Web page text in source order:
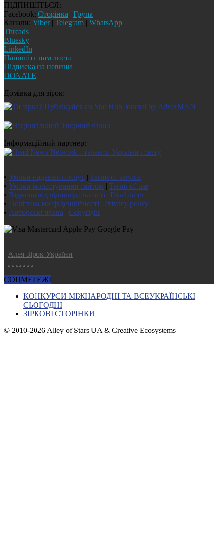
ПІДПИШІТЬСЯ:
Facebook: Сторінка | Група
Канали: Viber| Telegram | WhatsApp
Threads
Bluesky
LinkedIn
Напишіть нам листа
Підписка на новини
DONATE
Домівка для зірок:
Інформаційний партнер:
• Умови надання послуг | Terms of service
• Умови користування сайтом | Terms of use
• Відмова від відповідальності | Disclaimer
• Політика конфіденційності | Privacy policy
• Авторські права | Copyright
Алея Зірок України
. . . . . . .
СОЦМЕРЕЖІ
КОНКУРСИ МІЖНАРОДНІ ТА ВСЕУКРАЇНСЬКІ
СЬОГОДНІ
ЗІРКОВІ СТОРІНКИ
© 2010-2026 Alley of Stars UA & Creative Ecosystems